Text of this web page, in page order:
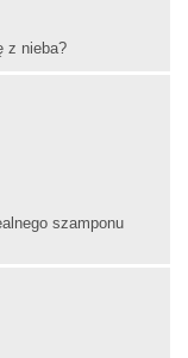
z nieba?
szamponu